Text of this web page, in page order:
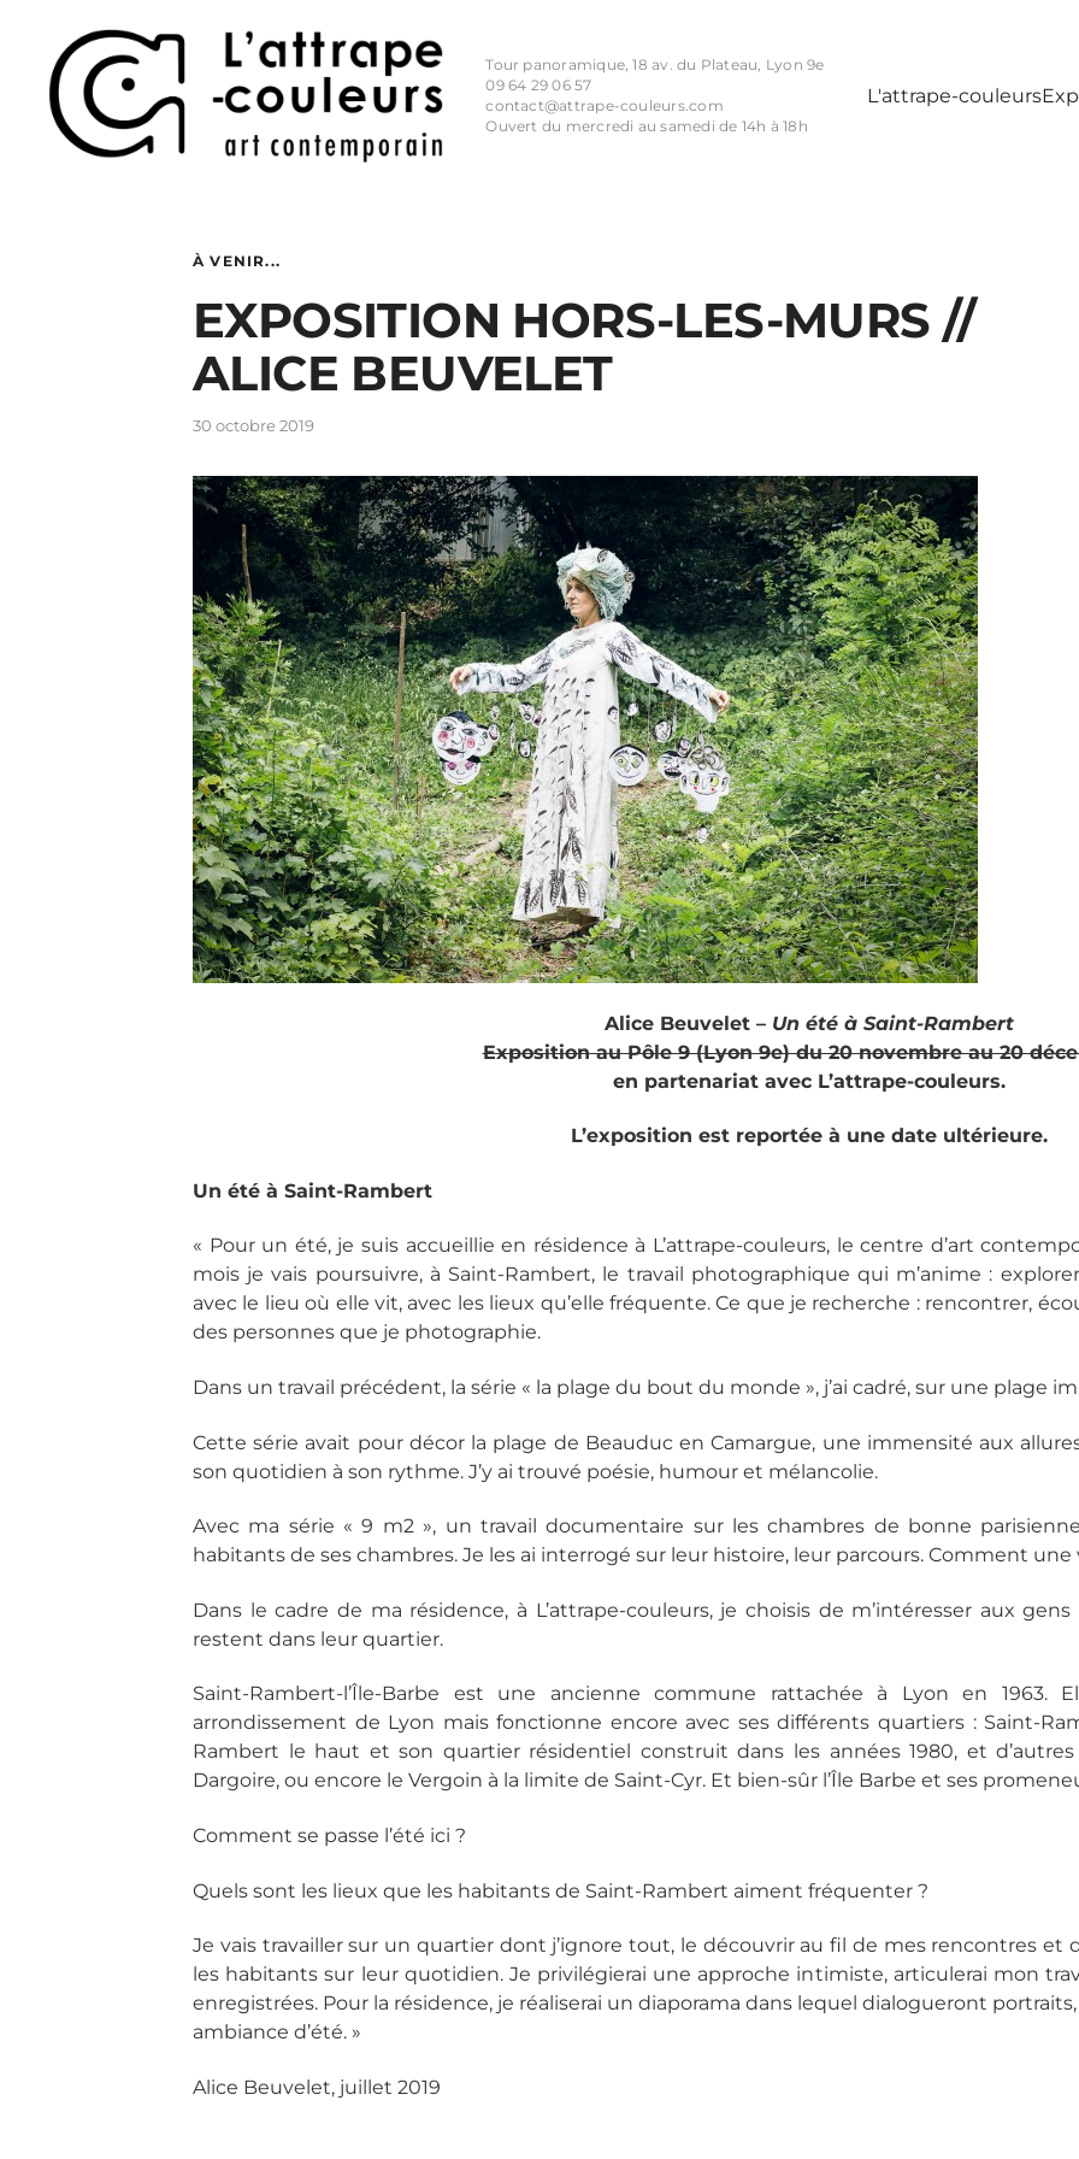
Tour panoramique, 18 av. du Plateau, Lyon 9e
09 64 29 06 57
contact@attrape-couleurs.com
Ouvert du mercredi au samedi de 14h à 18h
L'attrape-couleurs
À VENIR...
EXPOSITION HORS-LES-MURS //
ALICE BEUVELET
30 octobre 2019
Alice Beuvelet – Un été à Saint-Rambert
Exposition au Pôle 9 (Lyon 9e) du 20 novembre au 20
en partenariat avec L’attrape-couleurs.
L’exposition est reportée à une date ultérieure.
Un été à Saint-Rambert
« Pour un été, je suis accueillie en résidence à L’attrape-couleurs, le centre d’art
mois je vais poursuivre, à Saint-Rambert, le travail photographique qui m’anime :
avec le lieu où elle vit, avec les lieux qu’elle fréquente. Ce que je recherche : rencontrer,
des personnes que je photographie.
Dans un travail précédent, la série « la plage du bout du monde », j’ai cadré, sur une plage
Cette série avait pour décor la plage de Beauduc en Camargue, une immensité aux
son quotidien à son rythme. J’y ai trouvé poésie, humour et mélancolie.
Avec ma série « 9 m2 », un travail documentaire sur les chambres de bonne
habitants de ses chambres. Je les ai interrogé sur leur histoire, leur parcours. Comment
Dans le cadre de ma résidence, à L’attrape-couleurs, je choisis de m’intéresser aux
restent dans leur quartier.
Saint-Rambert-l’Île-Barbe est une ancienne commune rattachée à Lyon en
arrondissement de Lyon mais fonctionne encore avec ses différents quartiers : Saint-
Rambert le haut et son quartier résidentiel construit dans les années 1980, et
Dargoire, ou encore le Vergoin à la limite de Saint-Cyr. Et bien-sûr l’Île Barbe et ses
Comment se passe l’été ici ?
Quels sont les lieux que les habitants de Saint-Rambert aiment fréquenter ?
Je vais travailler sur un quartier dont j’ignore tout, le découvrir au fil de mes rencontres
les habitants sur leur quotidien. Je privilégierai une approche intimiste, articulerai mon
enregistrées. Pour la résidence, je réaliserai un diaporama dans lequel dialogueront
ambiance d’été. »
Alice Beuvelet, juillet 2019